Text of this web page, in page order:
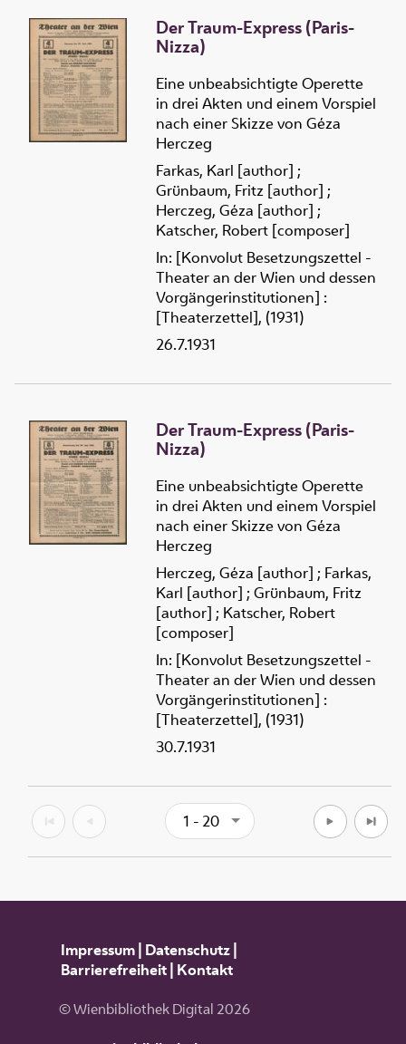
Der Traum-Express (Paris-
Nizza)
Eine unbeabsichtigte Operette
in drei Akten und einem Vorspiel
nach einer Skizze von Géza
Herczeg
Farkas, Karl [author] ;
Grünbaum, Fritz [author] ;
Herczeg, Géza [author] ;
Katscher, Robert [composer]
In: [Konvolut Besetzungszettel -
Theater an der Wien und dessen
Vorgängerinstitutionen] :
[Theaterzettel], (1931)
26.7.1931
Der Traum-Express (Paris-
Nizza)
Eine unbeabsichtigte Operette
in drei Akten und einem Vorspiel
nach einer Skizze von Géza
Herczeg
Herczeg, Géza [author] ; Farkas,
Karl [author] ; Grünbaum, Fritz
[author] ; Katscher, Robert
[composer]
In: [Konvolut Besetzungszettel -
Theater an der Wien und dessen
Vorgängerinstitutionen] :
[Theaterzettel], (1931)
30.7.1931
1 - 20
Impressum| Datenschutz|
Barrierefreiheit| Kontakt
© Wienbibliothek Digital 2026